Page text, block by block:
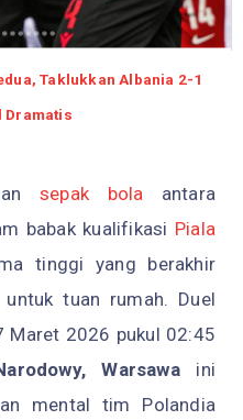
Taklukkan Albania 2-1
Dramatis
sepak bola antara
babak kualifikasi Piala
tinggi yang berakhir
tuan rumah. Duel
Maret 2026 pukul 02:45
Warsawaini
mental tim Polandia